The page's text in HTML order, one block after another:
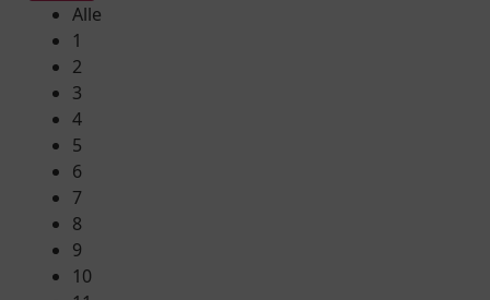
Alle
1
2
3
4
5
6
7
8
9
10